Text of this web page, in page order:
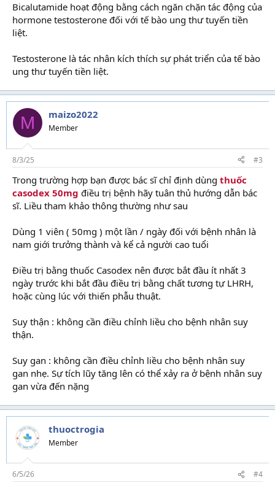
Bicalutamide hoạt động bằng cách ngăn chặn tác động của
hormone testosterone đối với tế bào ung thư tuyến tiền
liệt.
Testosterone là tác nhân kích thích sự phát triển của tế bào
ung thư tuyến tiền liệt.
M maizo2022
Member
8/3/25 #3
Trong trường hợp bạn được bác sĩ chỉ định dùng thuốc
casodex 50mg điều trị bệnh hãy tuân thủ hướng dẫn bác
sĩ. Liều tham khảo thông thường như sau
Dùng 1 viên ( 50mg ) một lần / ngày đối với bệnh nhân là
nam giới trưởng thành và kể cả người cao tuổi
Điều trị bằng thuốc Casodex nên được bắt đầu ít nhất 3
ngày trước khi bắt đầu điều trị bằng chất tương tự LHRH,
hoặc cùng lúc với thiến phẫu thuật.
Suy thận : không cần điều chỉnh liều cho bệnh nhân suy
thận.
Suy gan : không cần điều chỉnh liều cho bệnh nhân suy
gan nhẹ. Sự tích lũy tăng lên có thể xảy ra ở bệnh nhân suy
gan vừa đến nặng
thuoctrogia
Member
6/5/26 #4